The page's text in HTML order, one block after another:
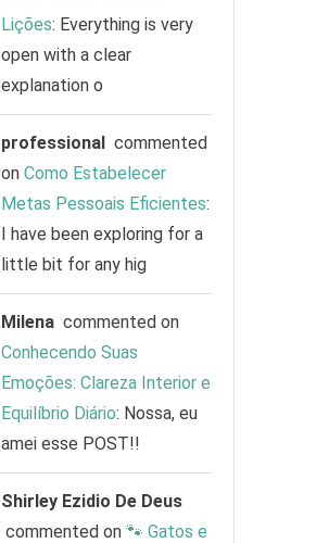
Lições: Everything is very
open with a clear
explanation o
professionalcommented
on Como Estabelecer
Metas Pessoais Eficientes:
I have been exploring for a
little bit for any hig
Milenacommented on
Conhecendo Suas
Emoções: Clareza Interior e
Equilíbrio Diário: Nossa, eu
amei esse POST!!
Shirley Ezidio De Deus
commented on 🐾 Gatos e